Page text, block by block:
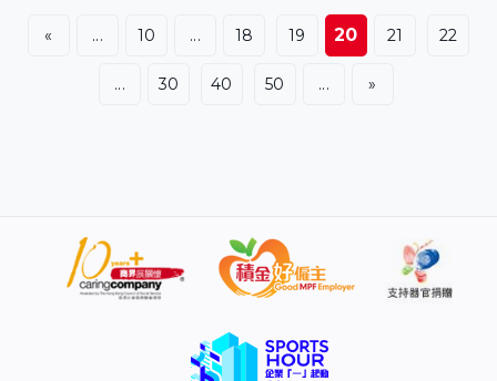
巡和台軍的預算。 在北京，國台辦重申調查的目的是為全
面了解中國管轄海域漁業資源狀況，為在該海域開展海洋
漁業資源養護，促進海洋漁業可持續發展，提供科學依
華則反駁是蓄意抹黑。陳斌華：「相關說法完全是無腦言
論、蓄意抹黑，請問民進黨當局，台灣地區有不需要填報
姓名投遞履歷的網絡求職平台嗎？『台青e家』是面向台灣
捷通道，讓台青到大陸追夢圓夢更加便利。」 台北周三舉
辦「小熊貓見面儀式」上海市原擬派團參加，但因入境申
« ... 10 ... 18 19 20 21 22
... 30 40 50 ... »